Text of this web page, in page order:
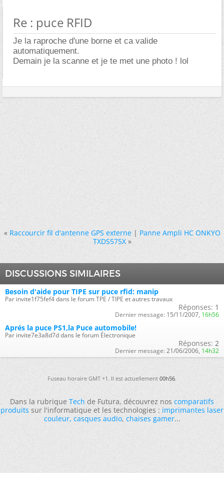
Re : puce RFID
Je la raproche d'une borne et ca valide
automatiquement.
Demain je la scanne et je te met une photo ! lol
« Raccourcir fil d'antenne GPS externe|Panne Ampli HC ONKYO
TXDS575X »
DISCUSSIONS SIMILAIRES
Besoin d'aide pour TIPE sur puce rfid: manip
Par invite1f75fef4 dans le forum TPE / TIPE et autres travaux
Réponses: 1
Dernier message: 15/11/2007, 16h56
Aprés la puce PS1,la Puce automobile!
Par invite7e3a8d7d dans le forum Électronique
Réponses: 2
Dernier message: 21/06/2006, 14h32
Fuseau horaire GMT +1. Il est actuellement00h56.
Dans la rubriqueTechde Futura, découvrez noscomparatifs
produitssur l'informatique et les technologies :imprimantes laser
couleur,casques audio,chaises gamer...